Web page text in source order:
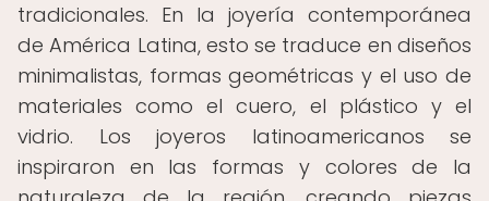
tradicionales. En la joyería contemporánea
de América Latina, esto se traduce en diseños
minimalistas, formas geométricas y el uso de
materiales como el cuero, el plástico y el
vidrio. Los joyeros latinoamericanos se
inspiraron en las formas y colores de la